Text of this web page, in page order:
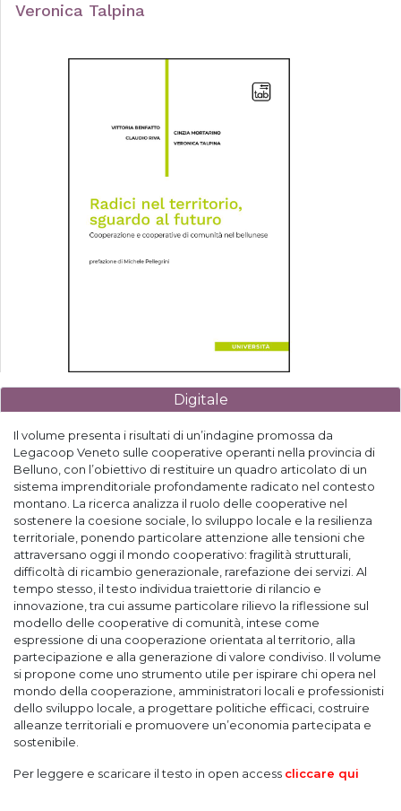
Veronica Talpina
Digitale
Il volume presenta i risultati di un’indagine promossa da
Legacoop Veneto sulle cooperative operanti nella provincia di
Belluno, con l’obiettivo di restituire un quadro articolato di un
sistema imprenditoriale profondamente radicato nel contesto
montano. La ricerca analizza il ruolo delle cooperative nel
sostenere la coesione sociale, lo sviluppo locale e la resilienza
territoriale, ponendo particolare attenzione alle tensioni che
attraversano oggi il mondo cooperativo: fragilità strutturali,
difficoltà di ricambio generazionale, rarefazione dei servizi. Al
tempo stesso, il testo individua traiettorie di rilancio e
innovazione, tra cui assume particolare rilievo la riflessione sul
modello delle cooperative di comunità, intese come
espressione di una cooperazione orientata al territorio, alla
partecipazione e alla generazione di valore condiviso. Il volume
si propone come uno strumento utile per ispirare chi opera nel
mondo della cooperazione, amministratori locali e professionisti
dello sviluppo locale, a progettare politiche efficaci, costruire
alleanze territoriali e promuovere un’economia partecipata e
sostenibile.
Per leggere e scaricare il testo in open access cliccare qui